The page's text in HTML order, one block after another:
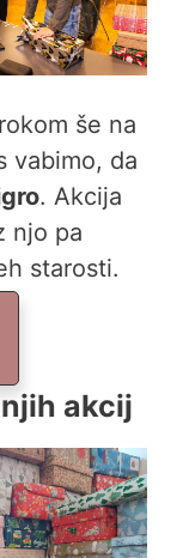
še na
vabimo, da
. Akcija
njo pa
starosti.
akcij